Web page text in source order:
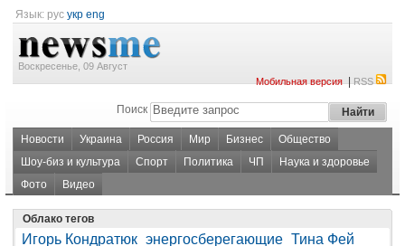
Язык: рус укр eng
Воскресенье, 09 Август
Мобильная версия|RSS
Поиск
Новости Украина Россия Мир Бизнес
Общество
Шоу-биз и культура
Спорт Политика ЧП
Наука и здоровье
Фото
Видео
Облако тегов
Игорь Кондратюк энергосберегающие Тина Фей